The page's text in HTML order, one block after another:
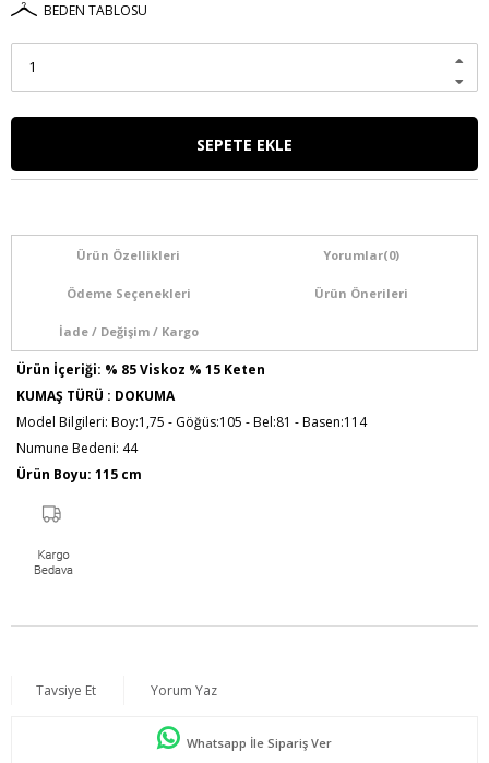
BEDEN TABLOSU
Ürün Özellikleri Yorumlar(0)
Ödeme Seçenekleri Ürün Önerileri
İade / Değişim / Kargo
Ürün İçeriği: % 85 Viskoz % 15 Keten
KUMAŞ TÜRÜ : DOKUMA
Model Bilgileri: Boy:1,75 - Göğüs:105 - Bel:81 - Basen:114
Numune Bedeni: 44
Ürün Boyu: 115 cm
Tavsiye Et Yorum Yaz
Whatsapp İle Sipariş Ver